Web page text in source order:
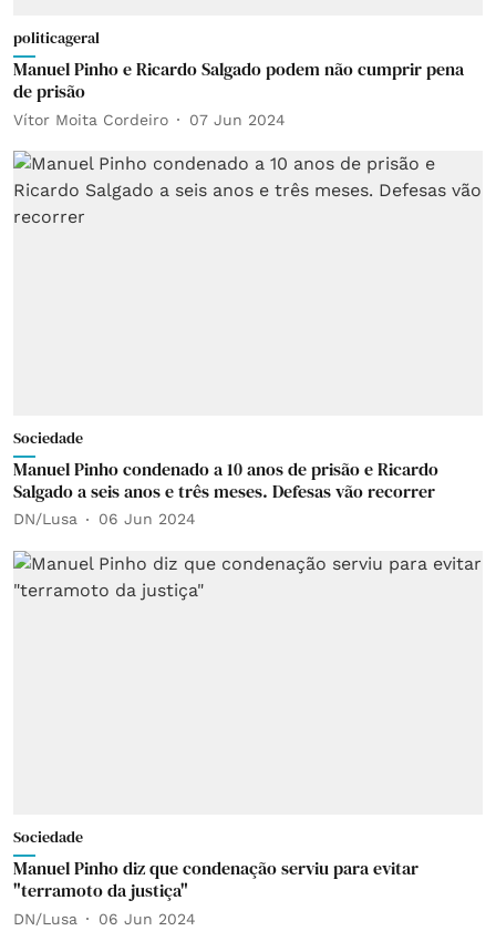
politicageral
Manuel Pinho e Ricardo Salgado podem não cumprir pena
de prisão
Vítor Moita Cordeiro 07 Jun 2024
Sociedade
Manuel Pinho condenado a 10 anos de prisão e Ricardo
Salgado a seis anos e três meses. Defesas vão recorrer
DN/Lusa 06 Jun 2024
Sociedade
Manuel Pinho diz que condenação serviu para evitar
"terramoto da justiça"
DN/Lusa 06 Jun 2024